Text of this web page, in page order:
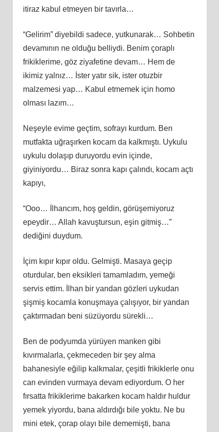
itiraz kabul etmeyen bir tavırla…
“Gelirim” diyebildi sadece, yutkunarak… Sohbetin
devamının ne olduğu belliydi. Benim çoraplı
frikiklerime, göz ziyafetine devam… Hem de
ikimiz yalnız… İster yatır sik, ister otuzbir
malzemesi yap… Kabul etmemek için homo
olması lazım…
Neşeyle evime geçtim, sofrayı kurdum. Ben
mutfakta uğraşırken kocam da kalkmıştı. Uykulu
uykulu dolaşıp duruyordu evin içinde,
giyiniyordu… Biraz sonra kapı çalındı, kocam açtı
kapıyı,
“Ooo… İlhancım, hoş geldin, görüşemiyoruz
epeydir… Allah kavuştursun, eşin gitmiş…”
dediğini duydum.
İçim kıpır kıpır oldu. Gelmişti. Masaya geçip
oturdular, ben eksikleri tamamladım, yemeği
servis ettim. İlhan bir yandan gözleri uykudan
şişmiş kocamla konuşmaya çalışıyor, bir yandan
çaktırmadan beni süzüyordu sürekli…
Ben de podyumda yürüyen manken gibi
kıvırmalarla, çekmeceden bir şey alma
bahanesiyle eğilip kalkmalar, çeşitli frikiklerle onu
can evinden vurmaya devam ediyordum. O her
fırsatta frikiklerime bakarken kocam haldır huldur
yemek yiyordu, bana aldırdığı bile yoktu. Ne bu
mini etek, çorap olayı bile dememişti, bana